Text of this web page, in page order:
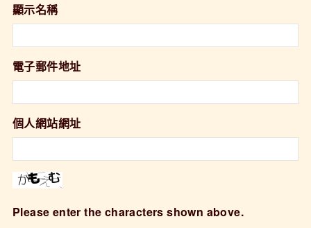
顯示名稱
電子郵件地址
個人網站網址
Please enter the characters shown above.